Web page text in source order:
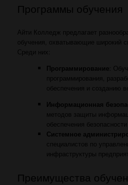
Программы обучения
Айти Колледж предлагает
обучения, охватывающие широкий
Среди них:
Программирование :
программирования,
обеспечения и созданию
Информационная
методов защиты
обеспечения безопасности
Системное
специалистов по
инфраструктуры
Преимущества